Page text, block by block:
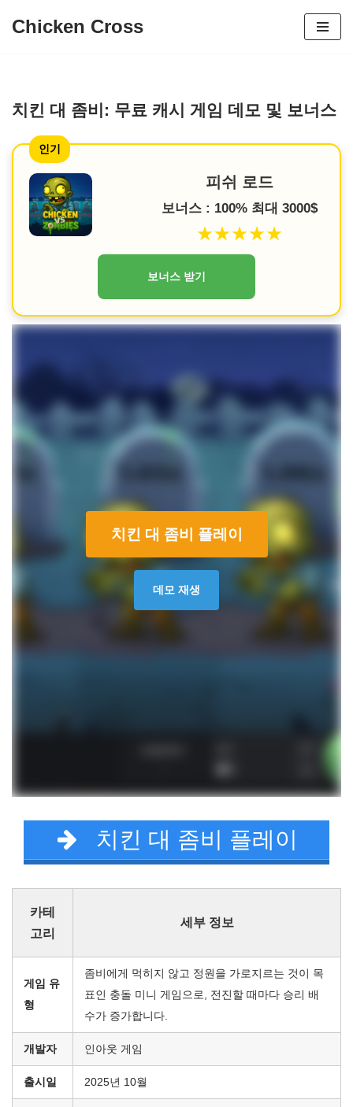
로
너
Chicken Cross
치킨 대 좀비: 무료 캐시 게임 데모 및 보너스
인기
피쉬 로드
보너스 : 100% 최대 3000$
★★★★★
보너스 받기
치킨 대 좀비 플레이
데모 재생
치킨 대 좀비 플레이
카테
고리
세부 정보
게임 유
형
좀비에게 먹히지 않고 정원을 가로지르는 것이 목
표인 충돌 미니 게임으로, 전진할 때마다 승리 배
수가 증가합니다.
개발자 인아웃 게임
출시일 2025년 10월